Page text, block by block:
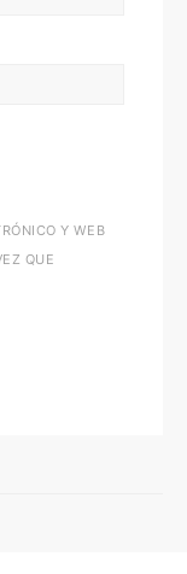
Y WEB
QUE